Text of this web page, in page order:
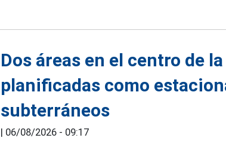
Dos áreas en el centro de
planificadas como
subterráneos
| 06/08/2026 - 09:17